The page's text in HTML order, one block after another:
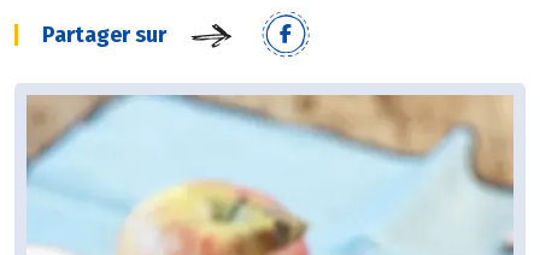
Partager sur